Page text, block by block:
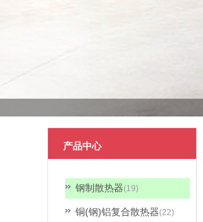
产品中心
钢制散热器(19)
铜(钢)铝复合散热器(22)